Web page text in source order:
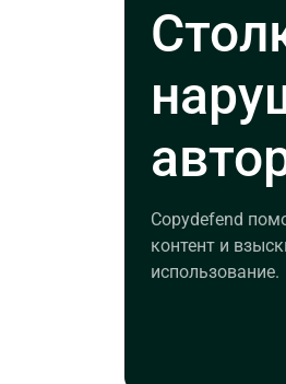
Copydefend
контент и
использование.